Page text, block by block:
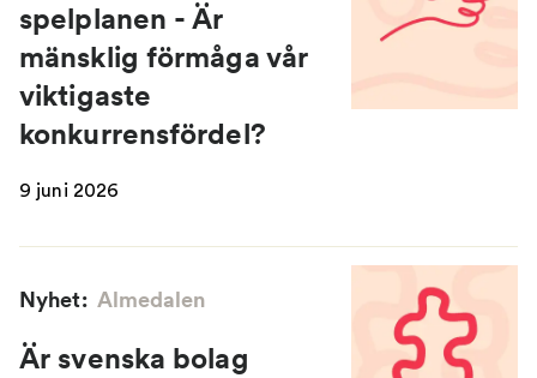
spelplanen - Är
mänsklig förmåga vår
viktigaste
konkurrensfördel?
9 juni 2026
Nyhet: Almedalen
Är svenska bolag